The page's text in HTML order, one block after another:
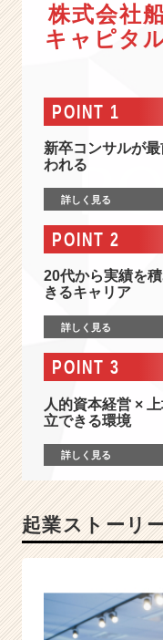
サ
ル
テ
の
会
-
者
ン
サ
織
成
経
営
サ
ル
株式会社
キャピタ
POINT 1
新卒コンサルが
われる
詳しく見る
POINT 2
20代から実績を
きるキャリア
詳しく見る
POINT 3
人的資本経営 ×
立できる環境
詳しく見る
起業ストーリ